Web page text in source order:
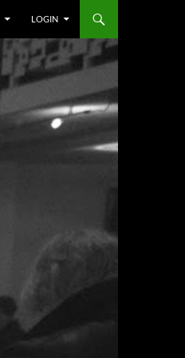
LOGIN